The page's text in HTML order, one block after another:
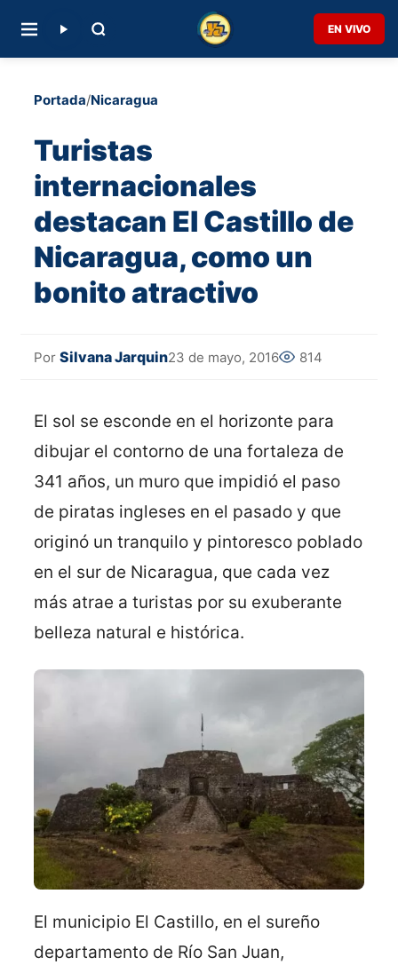
EN VIVO
Portada/Nicaragua
Turistas
internacionales
destacan El Castillo de
Nicaragua, como un
bonito atractivo
Por Silvana Jarquin23 de mayo, 2016 814
El sol se esconde en el horizonte para
dibujar el contorno de una fortaleza de
341 años, un muro que impidió el paso
de piratas ingleses en el pasado y que
originó un tranquilo y pintoresco poblado
en el sur de Nicaragua, que cada vez
más atrae a turistas por su exuberante
belleza natural e histórica.
El municipio El Castillo, en el sureño
departamento de Río San Juan,